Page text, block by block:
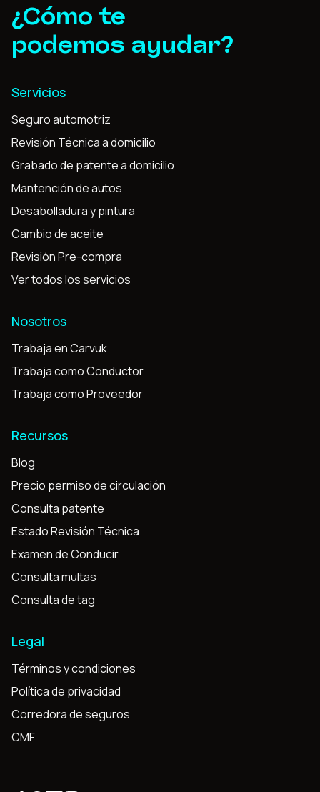
¿Cómo te
podemos ayudar?
Servicios
Seguro automotriz
Revisión Técnica a domicilio
Grabado de patente a domicilio
Mantención de autos
Desabolladura y pintura
Cambio de aceite
Revisión Pre-compra
Ver todos los servicios
Nosotros
Trabaja en Carvuk
Trabaja como Conductor
Trabaja como Proveedor
Recursos
Blog
Precio permiso de circulación
Consulta patente
Estado Revisión Técnica
Examen de Conducir
Consulta multas
Consulta de tag
Legal
Términos y condiciones
Política de privacidad
Corredora de seguros
CMF